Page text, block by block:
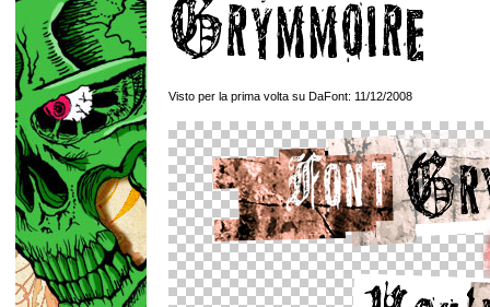
Visto per la prima volta su DaFont: 11/12/2008